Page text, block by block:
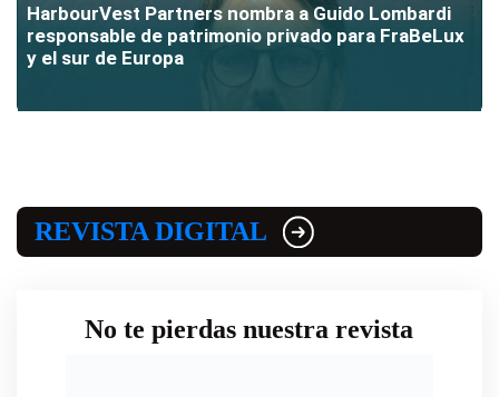
HarbourVest Partners nombra a Guido Lombardi
responsable de patrimonio privado para FraBeLux
y el sur de Europa
REVISTA DIGITAL
No te pierdas nuestra revista